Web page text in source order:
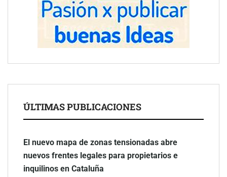
ÚLTIMAS PUBLICACIONES
El nuevo mapa de zonas tensionadas abre
nuevos frentes legales para propietarios e
inquilinos en Cataluña